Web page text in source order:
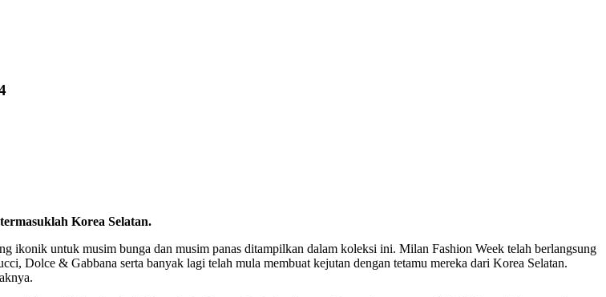
Korea Selatan.
ikonik untuk musim bunga dan musim panas ditampilkan dalam koleksi ini. Milan Fashion Week telah berlangsung
Dolce & Gabbana serta banyak lagi telah mula membuat kejutan dengan tetamu mereka dari Korea Selatan.